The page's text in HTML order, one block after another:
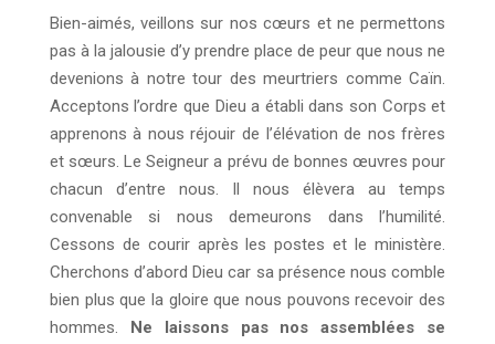
Bien-aimés, veillons sur nos cœurs et ne permettons
pas à la jalousie d’y prendre place de peur que nous ne
devenions à notre tour des meurtriers comme Caïn.
Acceptons l’ordre que Dieu a établi dans son Corps et
apprenons à nous réjouir de l’élévation de nos frères
et sœurs. Le Seigneur a prévu de bonnes œuvres pour
chacun d’entre nous. Il nous élèvera au temps
convenable si nous demeurons dans l’humilité.
Cessons de courir après les postes et le ministère.
Cherchons d’abord Dieu car sa présence nous comble
bien plus que la gloire que nous pouvons recevoir des
hommes. Ne laissons pas nos assemblées se